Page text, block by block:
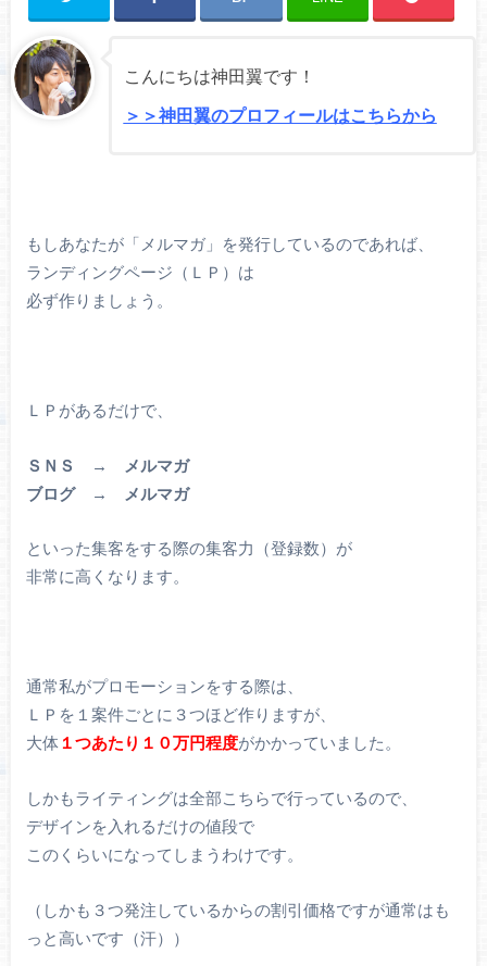
こんにちは神田翼です！
＞＞神田翼のプロフィールはこちらから
もしあなたが「メルマガ」を発行しているのであれば、
ランディングページ（ＬＰ）は
必ず作りましょう。
ＬＰがあるだけで、
ＳＮＳ → メルマガ
ブログ → メルマガ
といった集客をする際の集客力（登録数）が
非常に高くなります。
通常私がプロモーションをする際は、
ＬＰを１案件ごとに３つほど作りますが、
大体１つあたり１０万円程度がかかっていました。
しかもライティングは全部こちらで行っているので、
デザインを入れるだけの値段で
このくらいになってしまうわけです。
（しかも３つ発注しているからの割引価格ですが通常はも
っと高いです（汗））